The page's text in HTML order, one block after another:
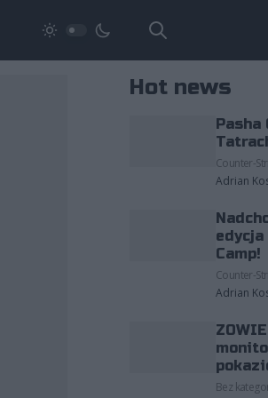
Hot news
Pasha
Counter-
Adrian
edycja
Camp!
Counter-
Adrian
Bez